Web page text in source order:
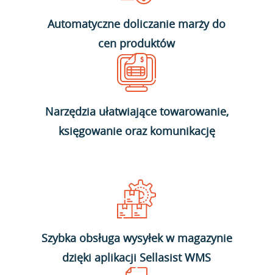
Automatyczne doliczanie marży do
cen produktów
Narzędzia ułatwiające towarowanie,
księgowanie oraz komunikację
Szybka obsługa wysyłek w magazynie
dzięki aplikacji Sellasist WMS